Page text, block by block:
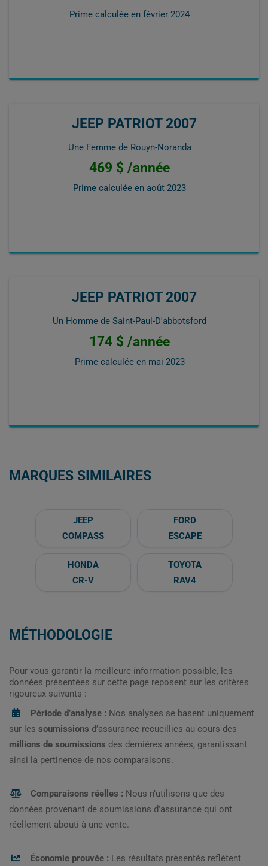
Prime calculée en février 2024
JEEP PATRIOT 2007
Une Femme de Rouyn-Noranda
469 $ /année
Prime calculée en août 2023
JEEP PATRIOT 2007
Un Homme de Saint-Paul-D'abbotsford
174 $ /année
Prime calculée en mai 2023
MARQUES SIMILAIRES
JEEP
COMPASS
FORD
ESCAPE
HONDA
CR-V
TOYOTA
RAV4
MÉTHODOLOGIE
Pour vous garantir la meilleure information possible, les
données présentées sur cette page reposent sur les critères
rigoureux suivants :
Période d’analyse : Nos analyses se basent uniquement
sur les soumissions d’assurance recueillies au cours des
millions de soumissions des dernières années, garantissant
ainsi la pertinence de nos comparaisons.
Comparaisons réelles : Nous n’utilisons que des
données provenant de soumissions d’assurance qui ont
réellement abouti à une vente.
Économie prouvée : Les résultats présentés reflètent